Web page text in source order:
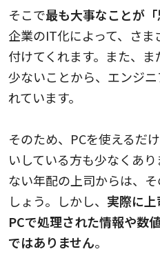
そこで最も大事なことが「
企業のIT化によって、さ
付けてくれます。また、
少ないことから、エンジ
れています。
そのため、PCを使えるだ
いしている方も少なくあ
ない年配の上司からは、
しょう。しかし、 実際に
PCで処理された情報や数
ではありません。